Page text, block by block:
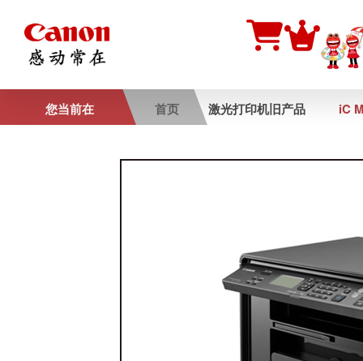
您当前在 首页 激光打印机旧产品 iC